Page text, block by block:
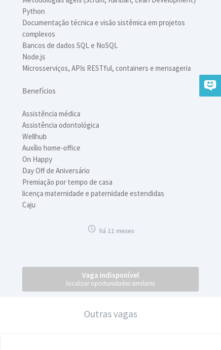
Python
Documentação técnica e visão sistêmica em projetos
complexos
Bancos de dados SQL e NoSQL
Node.js
Microsserviços, APIs RESTful, containers e mensageria
Benefícios
Assistência médica
Assistência odontológica
Wellhub
Auxílio home-office
On Happy
Day Off de Aniversário
Premiação por tempo de casa
licença maternidade e paternidade estendidas
Caju
 há 11 meses
Vaga indisponível
localizar oportunidades similares
Outras vagas